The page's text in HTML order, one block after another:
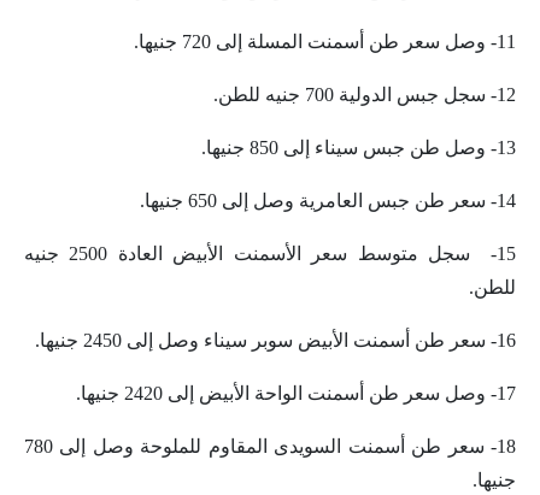
11- وصل سعر طن أسمنت المسلة إلى 720 جنيها.
12- سجل جبس الدولية 700 جنيه للطن.
13- وصل طن جبس سيناء إلى 850 جنيها.
14- سعر طن جبس العامرية وصل إلى 650 جنيها.
15- سجل متوسط سعر الأسمنت الأبيض العادة 2500 جنيه
للطن.
16- سعر طن أسمنت الأبيض سوبر سيناء وصل إلى 2450 جنيها.
17- وصل سعر طن أسمنت الواحة الأبيض إلى 2420 جنيها.
18- سعر طن أسمنت السويدى المقاوم للملوحة وصل إلى 780
جنيها.